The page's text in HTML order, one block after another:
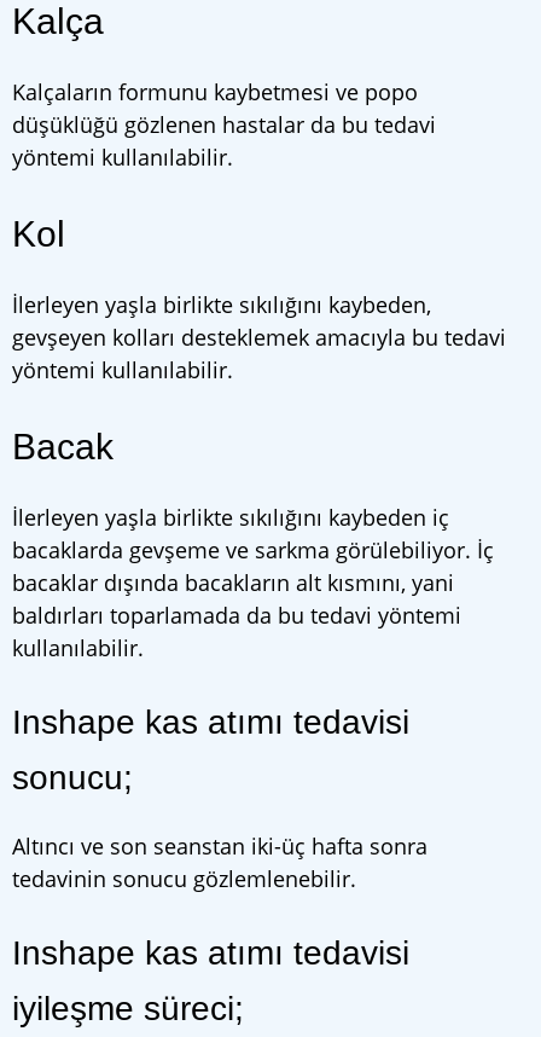
Kalça
Kalçaların formunu kaybetmesi ve popo
düşüklüğü gözlenen hastalar da bu tedavi
yöntemi kullanılabilir.
Kol
İlerleyen yaşla birlikte sıkılığını kaybeden,
gevşeyen kolları desteklemek amacıyla bu tedavi
yöntemi kullanılabilir.
Bacak
İlerleyen yaşla birlikte sıkılığını kaybeden iç
bacaklarda gevşeme ve sarkma görülebiliyor. İç
bacaklar dışında bacakların alt kısmını, yani
baldırları toparlamada da bu tedavi yöntemi
kullanılabilir.
Inshape kas atımı tedavisi
sonucu;
Altıncı ve son seanstan iki-üç hafta sonra
tedavinin sonucu gözlemlenebilir.
Inshape kas atımı tedavisi
iyileşme süreci;